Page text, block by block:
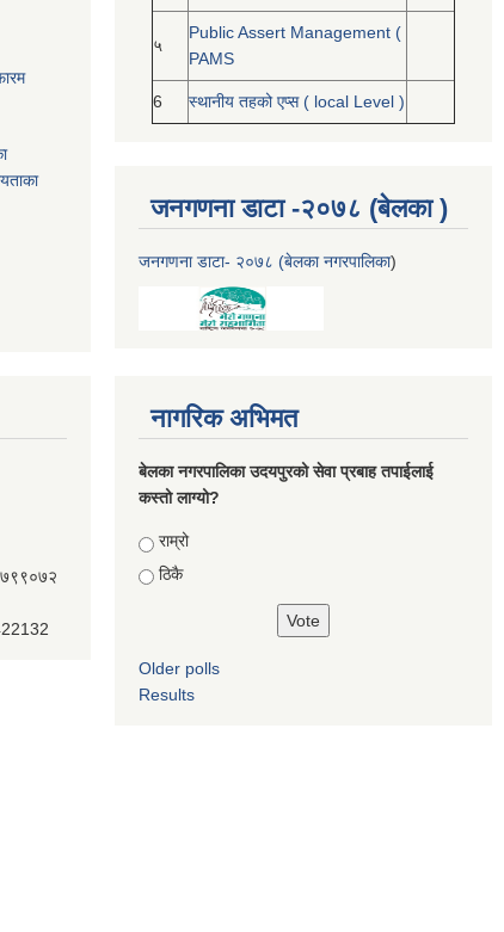
५
Public Assert Management (
PAMS
6 स्थानीय तहको एप्स ( local Level )
जनगणना डाटा -२०७८ (बेलका )
जनगणना डाटा- २०७८ (बेलका नगरपालिका)
नागरिक अभिमत
बेलका नगरपालिका उदयपुरको सेवा प्रबाह तपाईलाई
कस्तो लाग्यो?
Choices
राम्रो
ठिकै
Older polls
Results